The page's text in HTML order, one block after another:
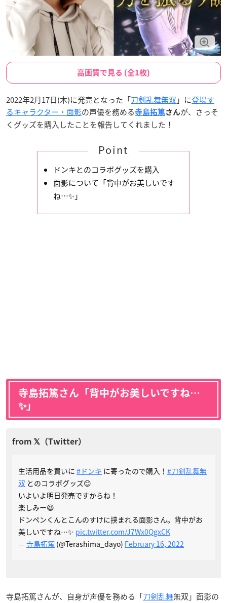
高画質で見る (全1枚)
2022年2月17日(木)に発売となった「刀剣乱舞無双 」に登場す
るキャラクター・面影の声優を務める寺島拓篤 さんが、さっそ
くグッズを購入したことを報告してくれました！
Point
ドンキとのコラボグッズを購入
面影について「背中がお美しいです
ね…✨」
寺島拓篤さん「背中がお美しいですね…
✨」
生活用品を買いに #ドンキ に寄ったので購入！ #刀剣乱舞無
双 とのコラボグッズ😊
いよいよ明日発売ですからね！
楽しみー😆
ドンペンくんとこんのすけに挟まれる面影さん。背中がお
美しいですね…✨ pic.twitter.com/J7Wx0QgxCK
— 寺島拓篤 (@Terashima_dayo) February 16, 2022
寺島拓篤さんが、自身が声優を務める「刀剣乱舞無双」面影の